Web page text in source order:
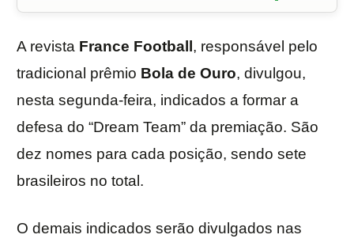
A revista France Football , responsável pelo
tradicional prêmio Bola de Ouro, divulgou,
nesta segunda-feira, indicados a formar a
defesa do “Dream Team” da premiação. São
dez nomes para cada posição, sendo sete
brasileiros no total.
O demais indicados serão divulgados nas